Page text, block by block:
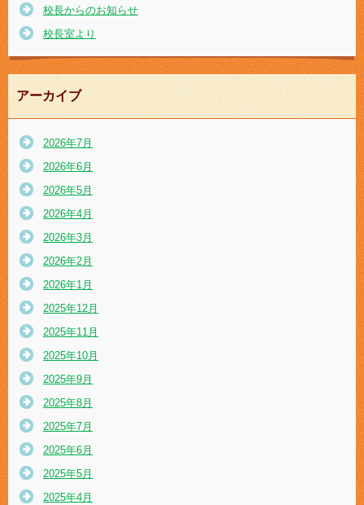
校長からのお知らせ
校長室より
アーカイブ
2026年7月
2026年6月
2026年5月
2026年4月
2026年3月
2026年2月
2026年1月
2025年12月
2025年11月
2025年10月
2025年9月
2025年8月
2025年7月
2025年6月
2025年5月
2025年4月